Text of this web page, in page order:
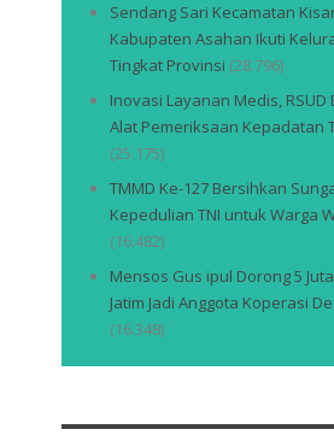
Sendang Sari Kecamatan
Kabupaten Asahan Ikuti
Tingkat Provinsi (28.796)
Inovasi Layanan Medis,
Alat Pemeriksaan Kepadatan
(25.175)
TMMD Ke-127 Bersihkan
Kepedulian TNI untuk Warga
(16.482)
Mensos Gus ipul Dorong 5
Jatim Jadi Anggota Koperasi
(16.348)